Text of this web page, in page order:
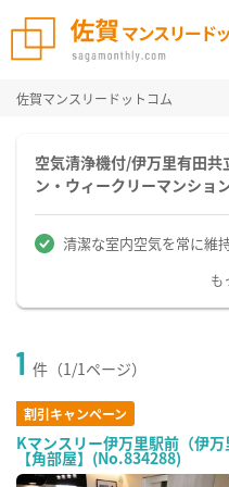
佐賀マンスリードットコム
空気清浄機付/伊万里有田共
ン・ウィークリーマンショ
清潔な室内空気を常に維
も
1 件（1/1ページ）
割引キャンペーン
Kマンスリー伊万里駅前（伊
【角部屋】(No.834288)